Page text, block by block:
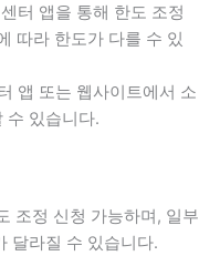
터 앱을 통해 한도 조정
따라 한도가 다를 수 있
앱 또는 웹사이트에서 소
수 있습니다.
조정 신청 가능하며, 일부
달라질 수 있습니다.